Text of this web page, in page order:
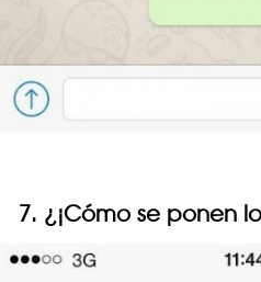
7. ¿¡Cómo se ponen